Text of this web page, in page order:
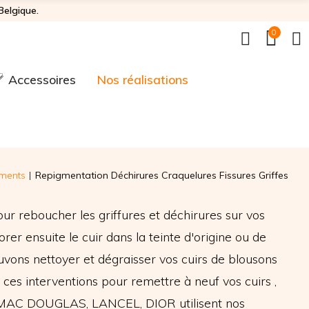
0
Accessoires Nos réalisations
Repigmentation Déchirures Craquelures Fissures Griffes
reboucher les griffures et déchirures sur vos
ensuite le cuir dans la teinte d'origine ou de
nettoyer et dégraisser vos cuirs de blousons
interventions pour remettre à neuf vos cuirs ,
DOUGLAS, LANCEL, DIOR utilisent nos